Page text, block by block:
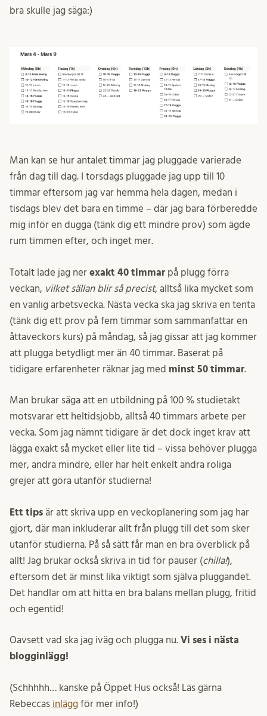
bra skulle jag säga:)
Man kan se hur antalet timmar jag pluggade varierade
från dag till dag. I torsdags pluggade jag upp till 10
timmar eftersom jag var hemma hela dagen, medan i
tisdags blev det bara en timme – där jag bara förberedde
mig inför en dugga (tänk dig ett mindre prov) som ägde
rum timmen efter, och inget mer.
Totalt lade jag ner exakt 40 timmarpå plugg förra
veckan, vilket sällan blir så precist, alltså lika mycket som
en vanlig arbetsvecka. Nästa vecka ska jag skriva en tenta
(tänk dig ett prov på fem timmar som sammanfattar en
åttaveckors kurs) på måndag, så jag gissar att jag kommer
att plugga betydligt mer än 40 timmar. Baserat på
tidigare erfarenheter räknar jag med minst 50 timmar.
Man brukar säga att en utbildning på 100 % studietakt
motsvarar ett heltidsjobb, alltså 40 timmars arbete per
vecka. Som jag nämnt tidigare är det dock inget krav att
lägga exakt så mycket eller lite tid – vissa behöver plugga
mer, andra mindre, eller har helt enkelt andra roliga
grejer att göra utanför studierna!
Ett tips är att skriva upp en veckoplanering som jag har
gjort, där man inkluderar allt från plugg till det som sker
utanför studierna. På så sätt får man en bra överblick på
allt! Jag brukar också skriva in tid för pauser (chilla!),
eftersom det är minst lika viktigt som själva pluggandet.
Det handlar om att hitta en bra balans mellan plugg, fritid
och egentid!
Oavsett vad ska jag iväg och plugga nu. Vi ses i nästa
blogginlägg!
(Schhhhh… kanske på Öppet Hus också! Läs gärna
Rebeccas inlägg för mer info!)